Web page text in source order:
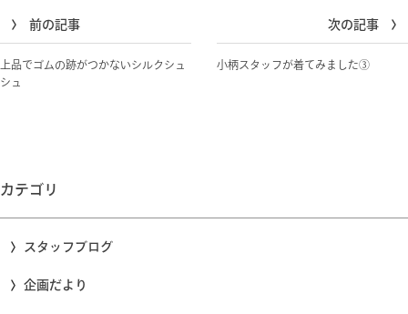
次の記事
小柄スタッフが着てみました③
前の記事
上品でゴムの跡がつかないシルクシュ
シュ
カテゴリ
スタッフブログ
企画だより